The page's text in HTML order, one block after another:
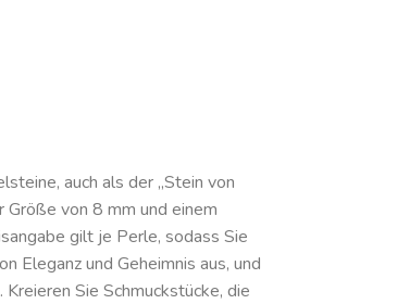
auch als der „Stein von
von 8 mm und einem
gilt je Perle, sodass Sie
Eleganz und Geheimnis aus, und
Sie Schmuckstücke, die